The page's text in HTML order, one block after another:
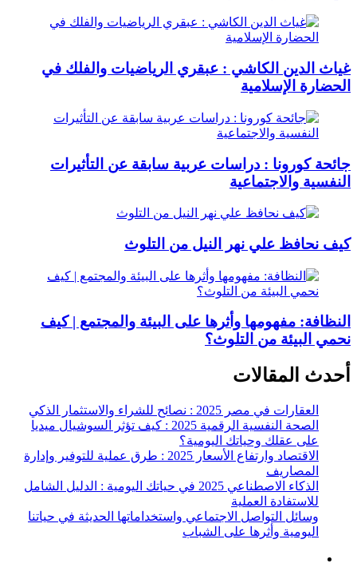
غياث الدين الكاشي : عبقري الرياضيات والفلك في
الحضارة الإسلامية
جائحة كورونا : دراسات عربية سابقة عن التأثيرات
النفسية والاجتماعية
كيف نحافظ علي نهر النيل من التلوث
النظافة: مفهومها وأثرها على البيئة والمجتمع | كيف
نحمي البيئة من التلوث؟
أحدث المقالات
العقارات في مصر 2025 : نصائح للشراء والاستثمار الذكي
الصحة النفسية الرقمية 2025 : كيف تؤثر السوشيال ميديا
على عقلك وحياتك اليومية؟
الاقتصاد وارتفاع الأسعار 2025 : طرق عملية للتوفير وإدارة
المصاريف
الذكاء الاصطناعي 2025 في حياتك اليومية : الدليل الشامل
للاستفادة العملية
وسائل التواصل الاجتماعي واستخداماتها الحديثة في حياتنا
اليومية وأثرها على الشباب